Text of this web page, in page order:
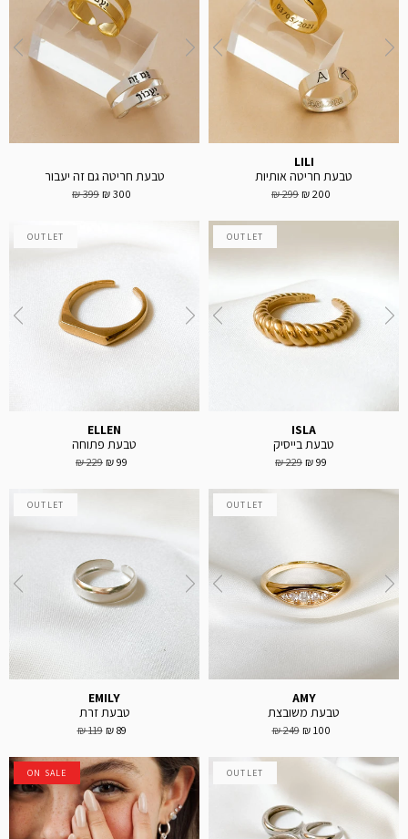
LILI
טבעת חריטה אותיות
200 ₪
299 ₪
טבעת חריטה גם זה יעבור
300 ₪
399 ₪
OUTLET
ISLA
טבעת בייסיק
99 ₪
229 ₪
OUTLET
ELLEN
טבעת פתוחה
99 ₪
229 ₪
OUTLET
AMY
טבעת משובצת
100 ₪
249 ₪
OUTLET
EMILY
טבעת זרת
89 ₪
119 ₪
OUTLET
ON SALE